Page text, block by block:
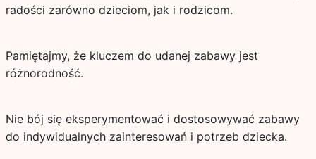
radości zarówno dzieciom, jak i rodzicom.
Pamiętajmy, że kluczem do udanej zabawy jest
różnorodność.
Nie bój się eksperymentować i dostosowywać zabawy
do indywidualnych zainteresowań i potrzeb dziecka.